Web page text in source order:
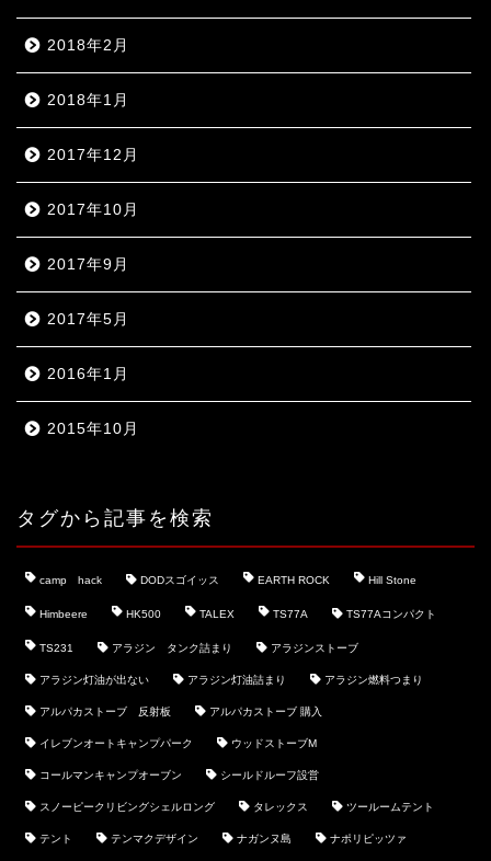
2018年2月
2018年1月
2017年12月
2017年10月
2017年9月
2017年5月
2016年1月
2015年10月
タグから記事を検索
camp hack DODスゴイッス EARTH ROCK Hill Stone
Himbeere HK500 TALEX TS77A TS77Aコンパクト
TS231 アラジン タンク詰まり アラジンストーブ
アラジン灯油が出ない アラジン灯油詰まり アラジン燃料つまり
アルパカストーブ 反射板 アルパカストーブ 購入
イレブンオートキャンプパーク ウッドストーブM
コールマンキャンプオーブン シールドルーフ設営
スノーピークリビングシェルロング タレックス ツールームテント
テント テンマクデザイン ナガンヌ島 ナポリピッツァ